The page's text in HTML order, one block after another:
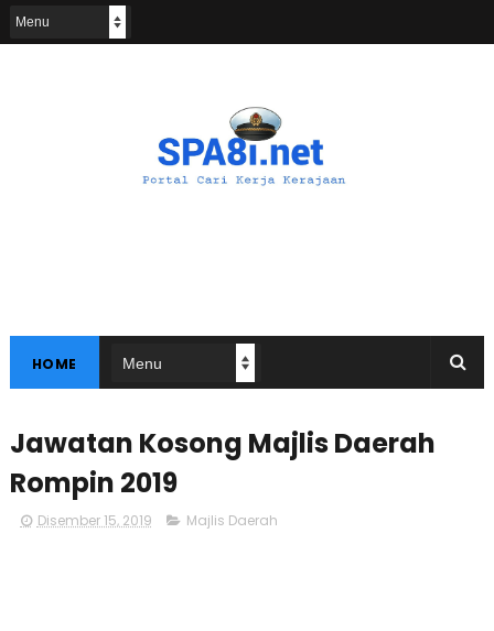
HOME
Jawatan Kosong Majlis Daerah
Rompin 2019
Disember 15, 2019 Majlis Daerah